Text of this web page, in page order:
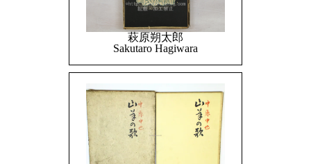
萩原朔太郎
Sakutaro Hagiwara